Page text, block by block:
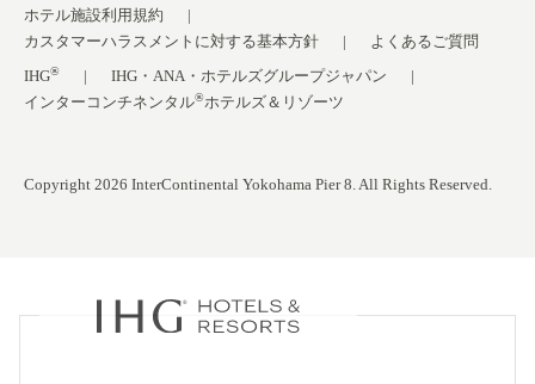
ホテル施設利用規約
カスタマーハラスメントに対する基本方針
よくあるご質問
IHG®
IHG・ANA・ホテルズグループジャパン
インターコンチネンタル®ホテルズ＆リゾーツ
Copyright 2026 InterContinental Yokohama Pier 8. All Rights Reserved.